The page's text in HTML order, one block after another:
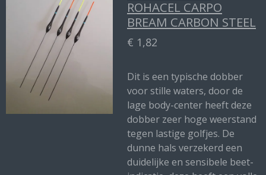
ROHACEL CARPO
BREAM CARBON STEEL
€ 1,82
Dit is een typische dobber
voor stille waters, door de
lage body-center heeft deze
dobber zeer hoge weerstand
tegen lastige golfjes. De
dunne hals verzekerd een
duidelijke en sensibele beet-